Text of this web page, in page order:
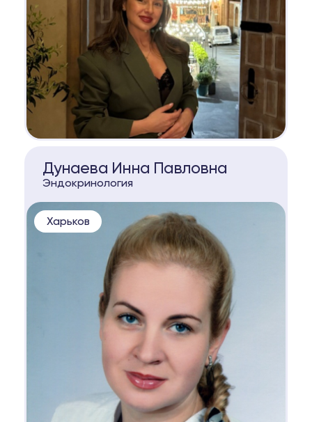
Дунаева Инна Павловна
Эндокринология
Харьков